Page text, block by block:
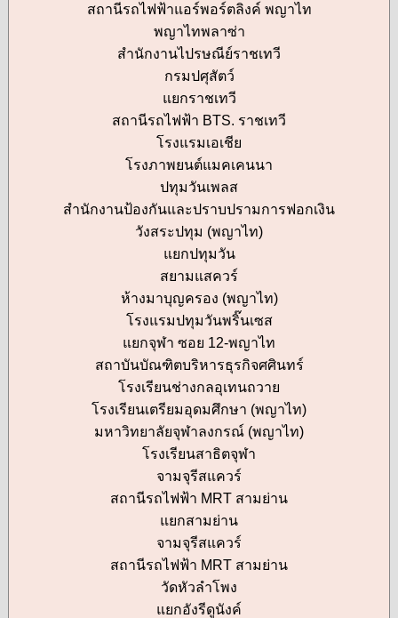
สถานีรถไฟฟ้าแอร์พอร์ตลิงค์ พญาไท
พญาไทพลาซ่า
สำนักงานไปรษณีย์ราชเทวี
กรมปศุสัตว์
แยกราชเทวี
สถานีรถไฟฟ้า BTS. ราชเทวี
โรงแรมเอเชีย
โรงภาพยนต์แมคเคนนา
ปทุมวันเพลส
สำนักงานป้องกันและปราบปรามการฟอกเงิน
วังสระปทุม (พญาไท)
แยกปทุมวัน
สยามแสควร์
ห้างมาบุญครอง (พญาไท)
โรงแรมปทุมวันพริ๊นเซส
แยกจุฬา ซอย 12-พญาไท
สถาบันบัณฑิตบริหารธุรกิจศศินทร์
โรงเรียนช่างกลอุเทนถวาย
โรงเรียนเตรียมอุดมศึกษา (พญาไท)
มหาวิทยาลัยจุฬาลงกรณ์ (พญาไท)
โรงเรียนสาธิตจุฬา
จามจุรีสแควร์
สถานีรถไฟฟ้า MRT สามย่าน
แยกสามย่าน
จามจุรีสแควร์
สถานีรถไฟฟ้า MRT สามย่าน
วัดหัวลำโพง
แยกอังรีดูนังค์